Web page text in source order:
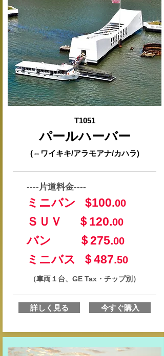
T1051
パールハーバー
(⇔ワイキキ/アラモアナ/カハラ)
----片道料金----
ミニバン $100.00
ＳＵＶ ＄120.00
バン ＄275.00
​ミニバス ＄487.50
（車両１台、GE Tax・チップ別）
詳しく見る 今すぐ購入